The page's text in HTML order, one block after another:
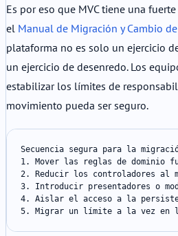
Es por eso que MVC tiene una
el Manual de Migración y Cambio
plataforma no es solo un ejercicio
un ejercicio de desenredo. Los
estabilizar los límites de
movimiento pueda ser seguro.
Secuencia segura para la
1. Mover las reglas de dominio
2. Reducir los controladores al
3. Introducir presentadores o
4. Aislar el acceso a la
5. Migrar un límite a la vez en